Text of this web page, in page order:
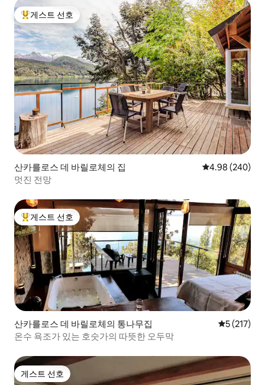
상위 게스트 선호
게스트 선호
산카를로스 데 바릴로체의 집 평점 4.98점(5
4.98 (240)
멋진 전망
상위 게스트 선호
게스트 선호
산카를로스 데 바릴로체의 통나무집 평점 5점(5
5 (217)
온수 욕조가 있는 호숫가의 따뜻한 오두막
게스트 선호
게스트 선호